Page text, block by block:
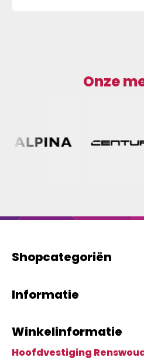
Onze
Shopcategoriën
Informatie
Winkelinformatie
Hoofdvestiging